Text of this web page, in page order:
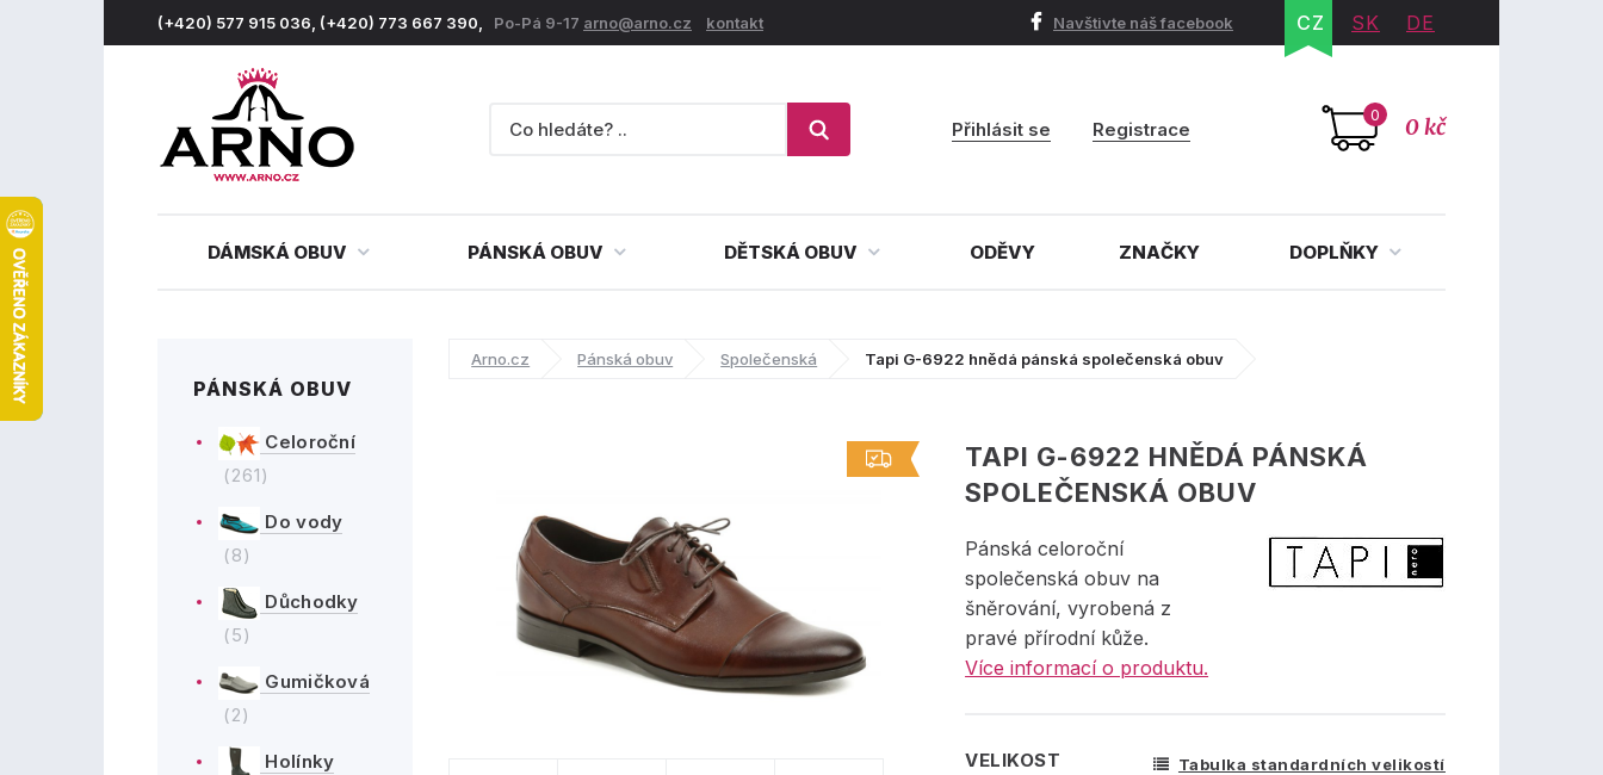
(+420) 577 915 036, (+420) 773 667 390, Po-Pá 9-17 arno@arno.cz kontakt Navštivte náš facebook CZ SK DE
0 0 kč
Přihlásit se Registrace
DÁMSKÁ OBUV PÁNSKÁ OBUV DĚTSKÁ OBUV ODĚVY ZNAČKY DOPLŇKY
PÁNSKÁ OBUV
Celoroční
(261)
Do vody
(8)
Důchodky
(5)
Gumičková
(2)
Holínky
Arno.cz Pánská obuv Společenská Tapi G-6922 hnědá pánská společenská obuv
TAPI G-6922 HNĚDÁ PÁNSKÁ
SPOLEČENSKÁ OBUV
Pánská celoroční
společenská obuv na
šněrování, vyrobená z
pravé přírodní kůže.
Více informací o produktu.
VELIKOST Tabulka standardních velikostí